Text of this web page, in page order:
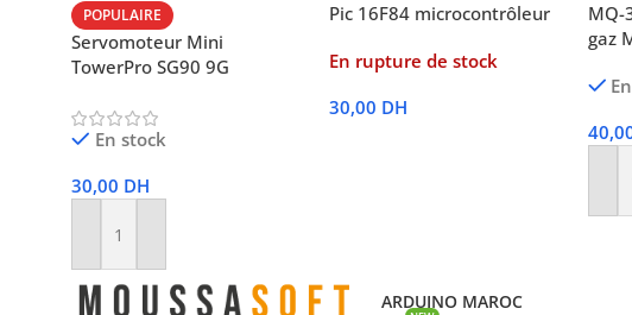
POPULAIRE
Servomoteur Mini
TowerPro SG90 9G
En stock
30,00 DH
Ajouter Au Panier
Pic 16F84 microcontrôleur
En rupture de stock
30,00 DH
MQ-
gaz
ARDUINO MAROC